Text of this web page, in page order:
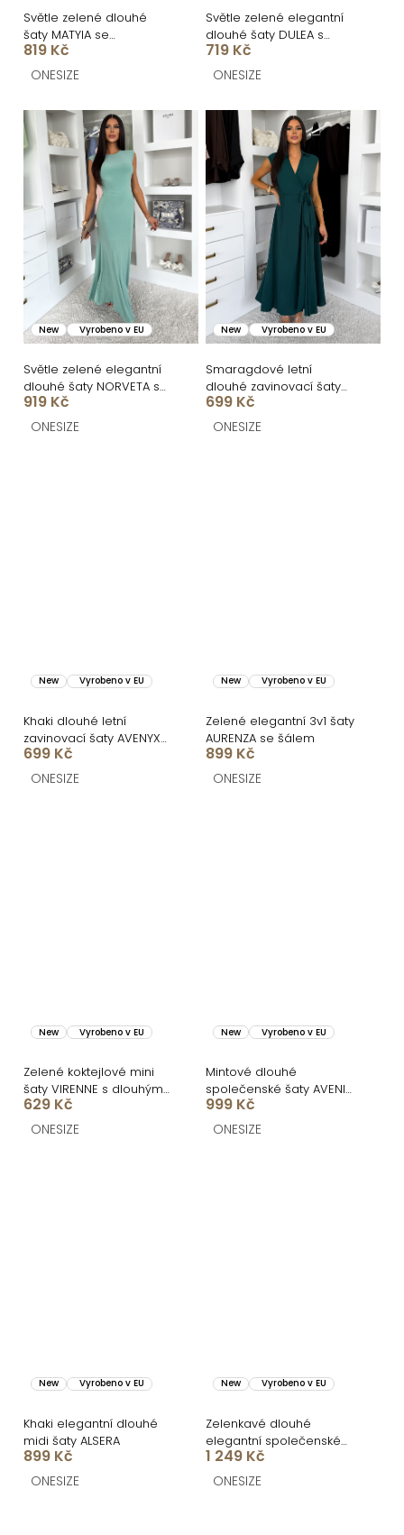
ů
u
k
ů
Světle zelené dlouhé
šaty MATYIA se
zavazováním
819 Kč
ONESIZE
Světle zelené elegantní
dlouhé šaty DULEA s
výstřihem
719 Kč
ONESIZE
New Vyrobeno v EU
Světle zelené elegantní
dlouhé šaty NORVETA s
odhalenými zády
919 Kč
ONESIZE
New Vyrobeno v EU
Smaragdové letní
dlouhé zavinovací šaty
AVENYXA s páskem
699 Kč
ONESIZE
New Vyrobeno v EU
Khaki dlouhé letní
zavinovací šaty AVENYXA
s páskem
699 Kč
ONESIZE
New Vyrobeno v EU
Zelené elegantní 3v1 šaty
AURENZA se šálem
899 Kč
ONESIZE
New Vyrobeno v EU
Zelené koktejlové mini
šaty VIRENNE s dlouhým
rukávem
629 Kč
ONESIZE
New Vyrobeno v EU
Mintové dlouhé
společenské šaty AVENIA
na ramínka
999 Kč
ONESIZE
New Vyrobeno v EU
Khaki elegantní dlouhé
midi šaty ALSERA
899 Kč
ONESIZE
New Vyrobeno v EU
Zelenkavé dlouhé
elegantní společenské
šaty BELLARA na ramínka
1 249 Kč
ONESIZE